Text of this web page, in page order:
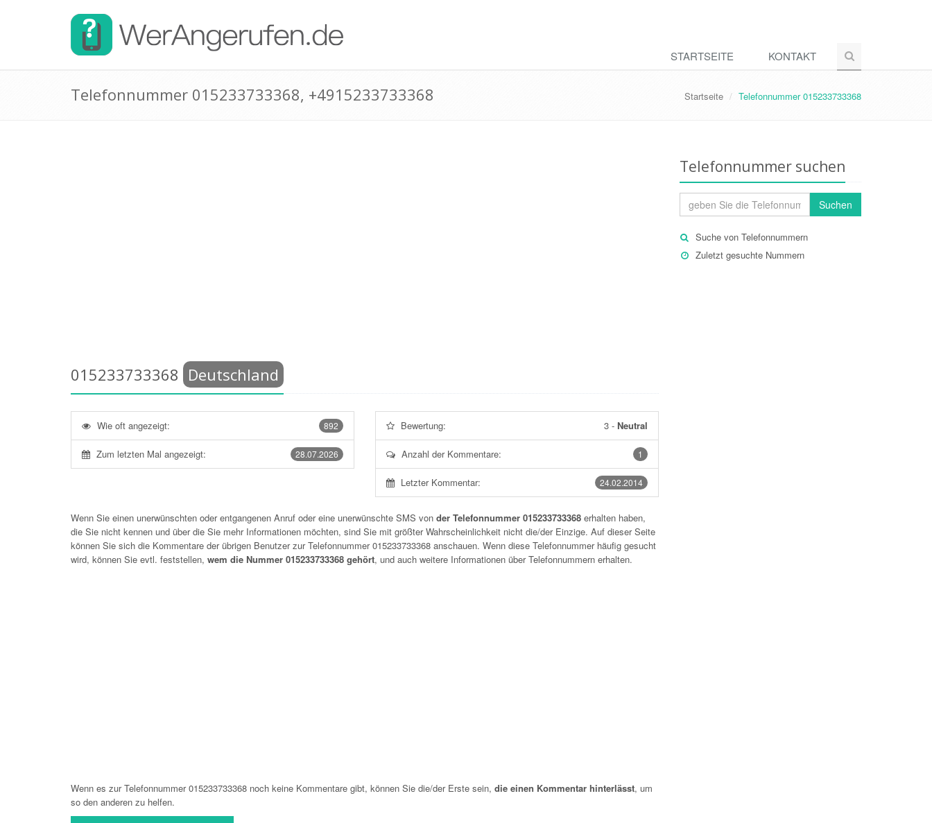
STARTSEITE KONTAKT
Telefonnummer 015233733368, +4915233733368 Startseite Telefonnummer 015233733368
015233733368 Deutschland
892
Wie oft angezeigt:
28.07.2026
Zum letzten Mal angezeigt:
Bewertung: 3- Neutral
1
Anzahl der Kommentare:
24.02.2014
Letzter Kommentar:
Wenn Sie einen unerwünschten oder entgangenen Anruf oder eine unerwünschte SMS von der Telefonnummer 015233733368 erhalten haben,
die Sie nicht kennen und über die Sie mehr Informationen möchten, sind Sie mit größter Wahrscheinlichkeit nicht die/der Einzige. Auf dieser Seite
können Sie sich die Kommentare der übrigen Benutzer zur Telefonnummer015233733368 anschauen. Wenn diese Telefonnummer häufig gesucht
wird, können Sie evtl. feststellen, wem die Nummer 015233733368 gehört, und auch weitere Informationen über Telefonnummern erhalten.
Wenn es zur Telefonnummer 015233733368 noch keine Kommentare gibt, können Sie die/der Erste sein, die einen Kommentar hinterlässt, um
so den anderen zu helfen.
Telefonnummer suchen
Suchen
Suche von Telefonnummern
Zuletzt gesuchte Nummern